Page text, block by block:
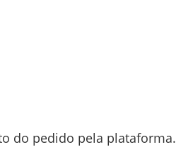
do pedido pela plataforma.